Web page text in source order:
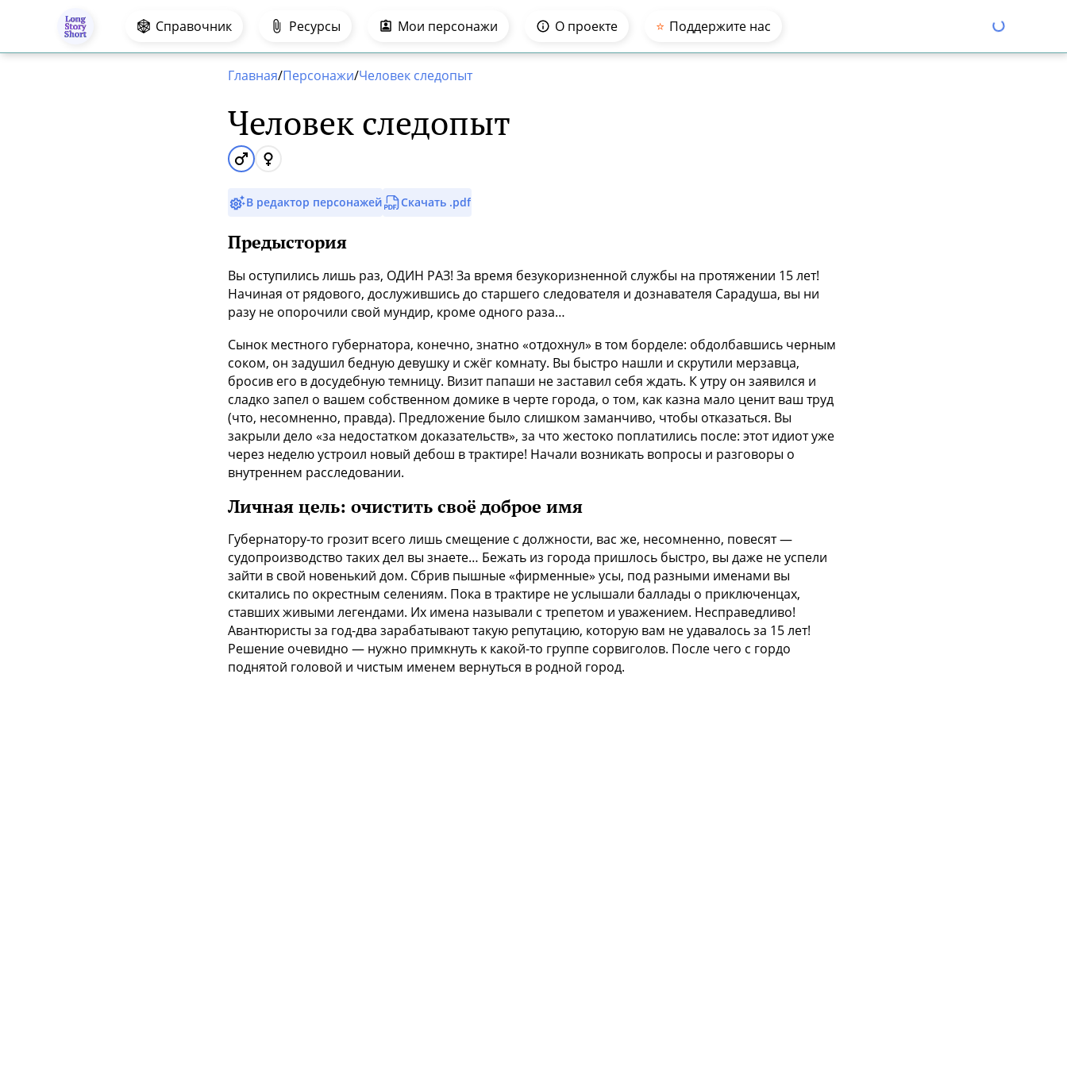
Главная/Персонажи/Человек следопыт
Человек следопыт
В редактор персонажей Скачать .pdf
Предыстория
Вы оступились лишь раз, ОДИН РАЗ! За время безукоризненной службы на протяжении 15 лет!
Начиная от рядового, дослужившись до старшего следователя и дознавателя Сарадуша, вы ни
разу не опорочили свой мундир, кроме одного раза…
Сынок местного губернатора, конечно, знатно «отдохнул» в том борделе: обдолбавшись черным
соком, он задушил бедную девушку и сжёг комнату. Вы быстро нашли и скрутили мерзавца,
бросив его в досудебную темницу. Визит папаши не заставил себя ждать. К утру он заявился и
сладко запел о вашем собственном домике в черте города, о том, как казна мало ценит ваш труд
(что, несомненно, правда). Предложение было слишком заманчиво, чтобы отказаться. Вы
закрыли дело «за недостатком доказательств», за что жестоко поплатились после: этот идиот уже
через неделю устроил новый дебош в трактире! Начали возникать вопросы и разговоры о
внутреннем расследовании.
Личная цель: очистить своё доброе имя
Губернатору-то грозит всего лишь смещение с должности, вас же, несомненно, повесят —
судопроизводство таких дел вы знаете… Бежать из города пришлось быстро, вы даже не успели
зайти в свой новенький дом. Сбрив пышные «фирменные» усы, под разными именами вы
скитались по окрестным селениям. Пока в трактире не услышали баллады о приключенцах,
ставших живыми легендами. Их имена называли с трепетом и уважением. Несправедливо!
Авантюристы за год-два зарабатывают такую репутацию, которую вам не удавалось за 15 лет!
Решение очевидно — нужно примкнуть к какой-то группе сорвиголов. После чего с гордо
поднятой головой и чистым именем вернуться в родной город.
Справочник Ресурсы Мои персонажи О проекте ⭐️ Поддержите нас